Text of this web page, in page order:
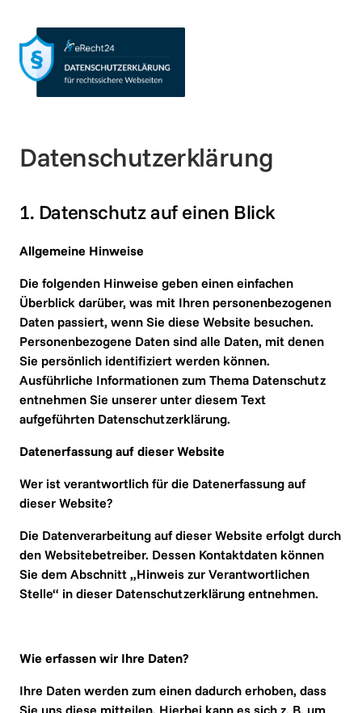
Datenschutz­erklärung
1. Datenschutz auf einen Blick
Allgemeine Hinweise
Die folgenden Hinweise geben einen einfachen
Überblick darüber, was mit Ihren personenbezogenen
Daten passiert, wenn Sie diese Website besuchen.
Personenbezogene Daten sind alle Daten, mit denen
Sie persönlich identifiziert werden können.
Ausführliche Informationen zum Thema Datenschutz
entnehmen Sie unserer unter diesem Text
aufgeführten Datenschutzerklärung.
Datenerfassung auf dieser Website
Wer ist verantwortlich für die Datenerfassung auf
dieser Website?
Die Datenverarbeitung auf dieser Website erfolgt durch
den Websitebetreiber. Dessen Kontaktdaten können
Sie dem Abschnitt „Hinweis zur Verantwortlichen
Stelle“ in dieser Datenschutzerklärung entnehmen.
Wie erfassen wir Ihre Daten?
Ihre Daten werden zum einen dadurch erhoben, dass
Sie uns diese mitteilen. Hierbei kann es sich z. B. um